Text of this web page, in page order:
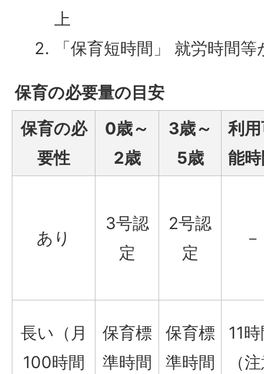
上
「保育短時間」 就労時間
保育の必要量の目安
保育の必
要性
0歳～
2歳
3歳～
5歳
利
能
あり
3号認
定
2号認
定
－
長い（月
100時間
保育標
準時間
保育標
準時間
11
（